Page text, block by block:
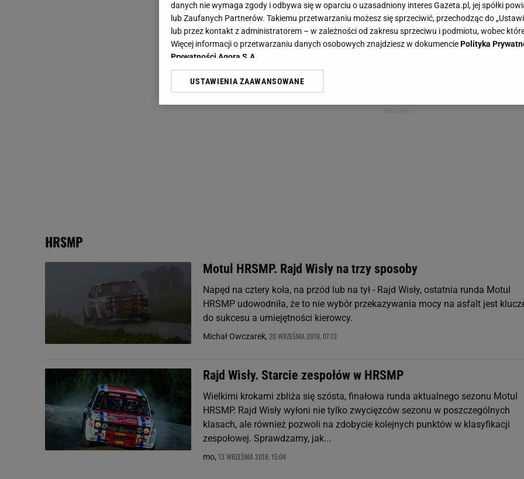
HRSMP
Motul HRSMP. Rajd Wisły na trzy sposoby
Napęd na cztery koła, na przód lub na tył - Rajd Wisły, ostatnia runda Motul
HRSMP udowodniła, że to nie wybór przekazywania mocy na asfalt jest
do sukcesu a umiejętności kierowcy.
Michał Owczarek, 20 WRZEŚNIA 2018, 07:13
Rajd Wisły. Starcie zespołów w HRSMP
Wielkimi krokami zbliża się szósta, finałowa runda aktualnego sezonu Motul
HRSMP. Rajd Wisły wyłoni nie tylko zwycięzców sezonu w poszczególnych
klasach, ale również pozwoli na zdobycie kolejnych punktów w klasyfikacji
zespołowej. Sprawdzamy, jak...
mo, 13 WRZEŚNIA 2018, 15:04
danych nie wymaga zgody i odbywa się w oparciu o uzasadniony interes Gazeta.pl, jej spółki
lub Zaufanych Partnerów. Takiemu przetwarzaniu możesz się sprzeciwić, przechodząc do
lub przez kontakt z administratorem – w zależności od zakresu sprzeciwu i podmiotu, wobec
Więcej informacji o przetwarzaniu danych osobowych znajdziesz w dokumenciePolityka
Prywatności Agora S.A.
Klikając „Akceptuję” wyrażasz też zgodę na zainstalowanie i przechowywanie plików cookie
Zaufanych Partnerów i Agora S.A. na Twoim urządzeniu końcowym. Możesz w każdej chwili
USTAWIENIA ZAAWANSOWANE